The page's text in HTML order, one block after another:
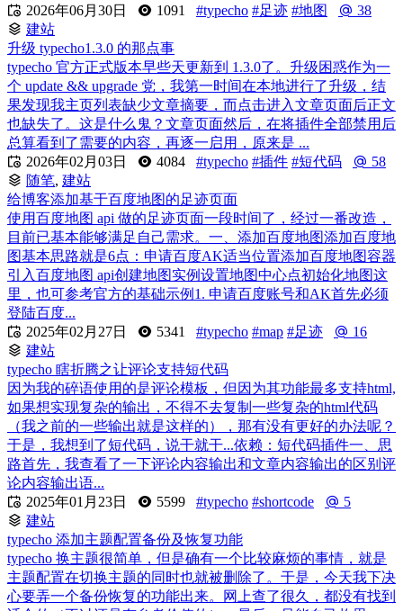
 2026年06月30日 1091 #typecho #足迹 #地图
38
建站
升级 typecho1.3.0 的那点事
typecho 官方正式版本早些天更新到 1.3.0了。升级困惑作为一
个 update && upgrade 党，我第一时间在本地进行了升级，结
果发现我主页列表缺少文章摘要，而点击进入文章页面后正文
也缺失了。这是什么鬼？文章页面然后，在将插件全部禁用后
总算看到了需要的内容，再逐一启用，原来是 ...
 2026年02月03日 4084 #typecho #插件 #短代码
58
随笔, 建站
给博客添加基于百度地图的足迹页面
使用百度地图 api 做的足迹页面一段时间了，经过一番改造，
目前已基本能够满足自己需求。一、添加百度地图添加百度地
图基本思路就是6点：申请百度AK适当位置添加百度地图容器
引入百度地图 api创建地图实例设置地图中心点初始化地图这
里，也可参考官方的基础示例1. 申请百度账号和AK首先必须
登陆百度...
 2025年02月27日 5341 #typecho #map #足迹
16
建站
typecho 瞎折腾之让评论支持短代码
因为我的碎语使用的是评论模板，但因为其功能最多支持html,
如果想实现复杂的输出，不得不去复制一些复杂的html代码
（我之前的一些输出就是这样的），那有没有更好的办法呢？
于是，我想到了短代码，说干就干...依赖：短代码插件一、思
路首先，我查看了一下评论内容输出和文章内容输出的区别评
论内容输出语...
 2025年01月23日 5599 #typecho #shortcode
5
建站
typecho 添加主题配置备份及恢复功能
typecho 换主题很简单，但是确有一个比较麻烦的事情，就是
主题配置在切换主题的同时也就被删除了。于是，今天我下决
心要弄一个备份恢复的功能出来。网上查了很久，都没有找到